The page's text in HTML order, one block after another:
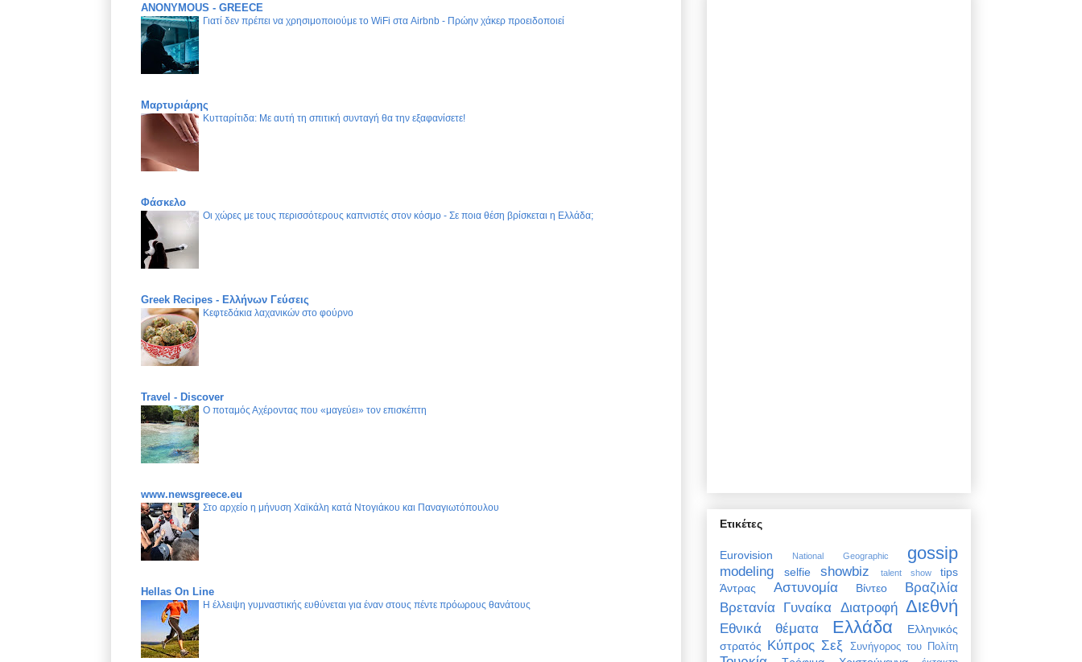
ANONYMOUS - GREECE
Γιατί δεν πρέπει να χρησιμοποιούμε το WiFi στα Airbnb - Πρώην χάκερ προειδοποιεί
Μαρτυριάρης
Κυτταρίτιδα: Με αυτή τη σπιτική συνταγή θα την εξαφανίσετε!
Φάσκελο
Οι χώρες με τους περισσότερους καπνιστές στον κόσμο - Σε ποια θέση βρίσκεται η Ελλάδα;
Greek Recipes - Ελλήνων Γεύσεις
Κεφτεδάκια λαχανικών στο φούρνο
Travel - Discover
Ο ποταμός Αχέροντας που «μαγεύει» τον επισκέπτη
www.newsgreece.eu
Στο αρχείο η μήνυση Χαϊκάλη κατά Ντογιάκου και Παναγιωτόπουλου
Hellas On Line
Η έλλειψη γυμναστικής ευθύνεται για έναν στους πέντε πρόωρους θανάτους
Ετικέτες
Eurovision National Geographic gossip
modeling selfie showbiz talent show
tips
Άντρας
Αστυνομία Βίντεο
Βραζιλία
Βρετανία Γυναίκα Διατροφή Διεθνή
Εθνικά θέματα Ελλάδα
Ελληνικός
στρατός Κύπρος Σεξ Συνήγορος του Πολίτη